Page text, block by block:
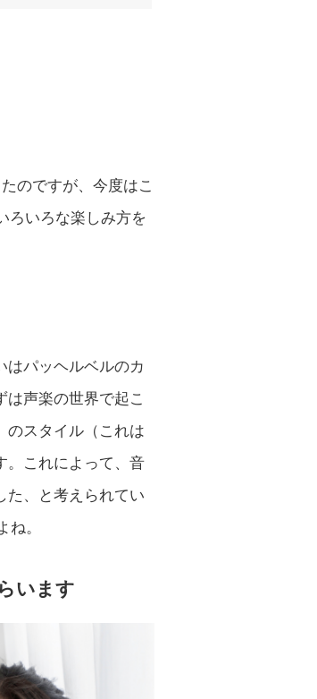
のですが、今度はこ
ろいろな楽しみ方を
はパッヘルベルのカ
は声楽の世界で起こ
のスタイル（これは
。これによって、音
た、と考えられてい
。
います